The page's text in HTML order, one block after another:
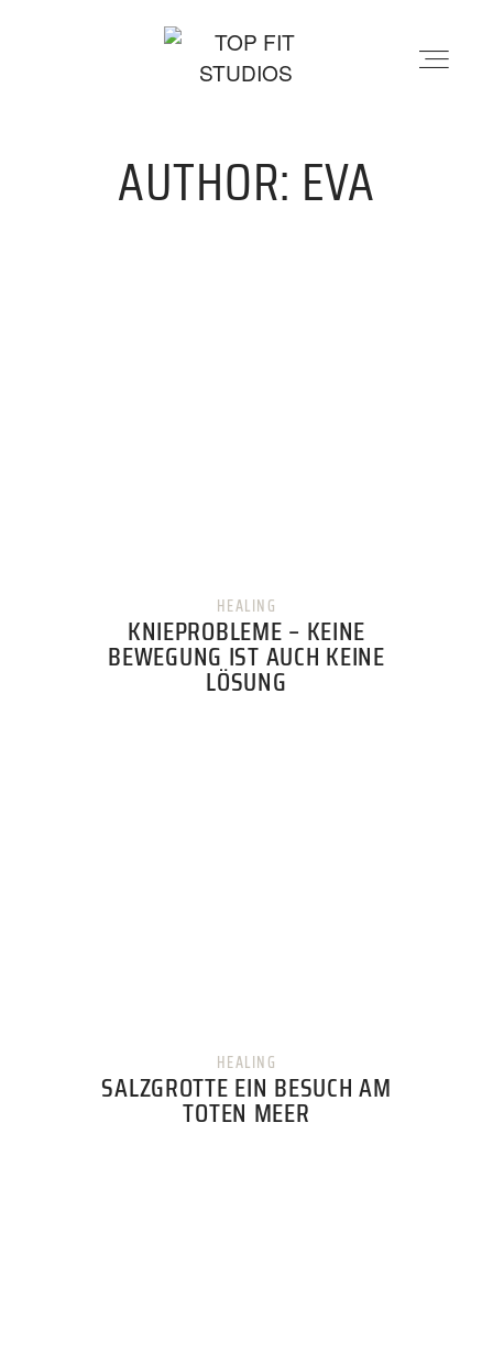
STANDORTE
JOBS
AUTHOR: EVA
HEALING
KNIEPROBLEME – KEINE
BEWEGUNG IST AUCH KEINE
LÖSUNG
HEALING
SALZGROTTE EIN BESUCH AM
TOTEN MEER